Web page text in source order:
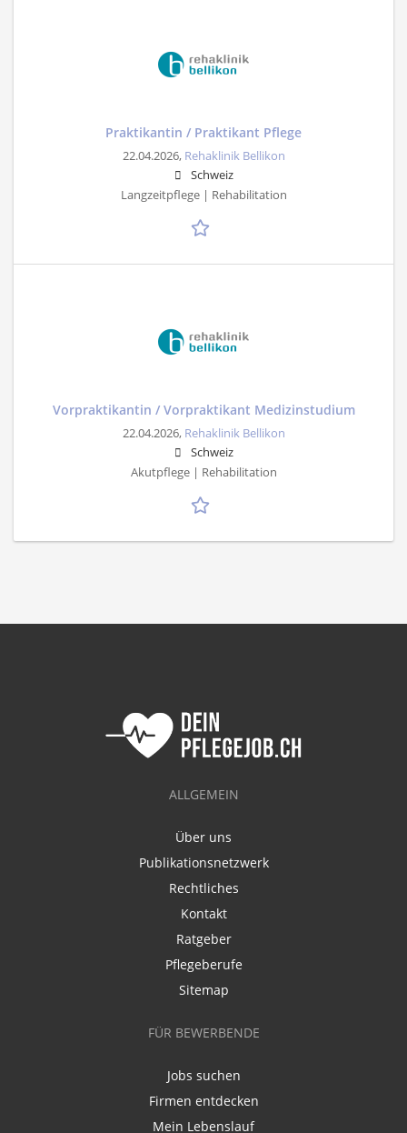
Praktikantin / Praktikant Pflege
22.04.2026, Rehaklinik Bellikon
Schweiz
Langzeitpflege | Rehabilitation
Vorpraktikantin / Vorpraktikant Medizinstudium
22.04.2026, Rehaklinik Bellikon
Schweiz
Akutpflege | Rehabilitation
ALLGEMEIN
Über uns
Publikationsnetzwerk
Rechtliches
Kontakt
Ratgeber
Pflegeberufe
Sitemap
FÜR BEWERBENDE
Jobs suchen
Firmen entdecken
Mein Lebenslauf